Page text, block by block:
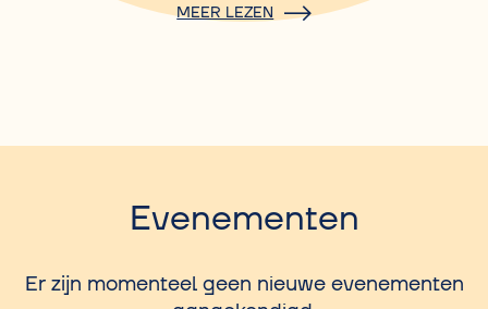
MEER LEZEN
Evenementen
Er zijn momenteel geen nieuwe evenementen